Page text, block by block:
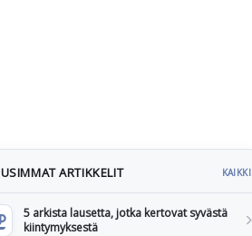
ARTIKKELIT KAIKKI
5 arkista lausetta, jotka kertovat syvästä
kiintymyksestä